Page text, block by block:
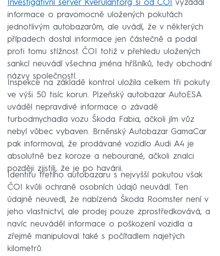
Investigativní server Kverulant.org si od ČOI
vyžádal
informace o pravomocně uložených pokutách
jednotlivým autobazarům, ale uvádí, že v některých
případech dostal informace jen částečně a podal
proti tomu stížnost. ČOI totiž v přehledu uložených
sankcí neuvádí všechna jména hříšníků, tedy obchodní
názvy společností.
Inspekce na základě kontrol uložila celkem tři pokuty
ve výši 50 tisíc korun. Plzeňský autobazar AutoESA
uváděl nepravdivé informace o závadě
turbodmychadla vozu Škoda Fabia, ačkoli jím vůz
nebyl vůbec vybaven. Brněnský Autobazar GamaCar
pak informoval, že prodávané vozidlo Audi A4 je
absolutně bez koroze a nebourané, ačkoli znalci
později zjistili, že je po havárii.
Identitu třetího autobazaru s nejvyšší pokutou však
ČOI kvůli ochraně osobních údajů neuvádí. Ten
údajně neuvedl, že nabízená Škoda Roomster není v
jeho vlastnictví, ale prodej pouze zprostředkovává, a
navíc neuváděl informace o poškození vozidla a
zřejmě manipuloval také s počítadlem najetých
kilometrů.